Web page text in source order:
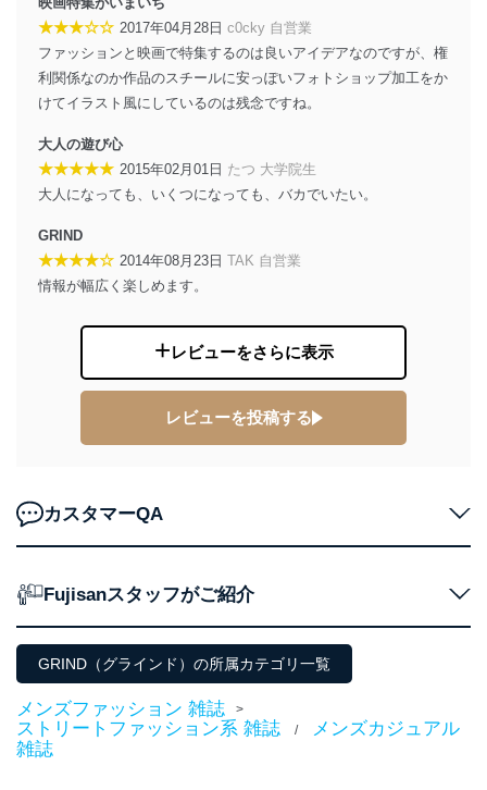
★★★☆☆ 2017年04月28日 c0cky 自営業
ファッションと映画で特集するのは良いアイデアなのですが、権
利関係なのか作品のスチールに安っぽいフォトショップ加工をか
けてイラスト風にしているのは残念ですね。
大人の遊び心
★★★★★ 2015年02月01日 たつ 大学院生
大人になっても、いくつになっても、バカでいたい。
GRIND
★★★★☆ 2014年08月23日 TAK 自営業
情報が幅広く楽しめます。
レビューをさらに表示
レビューを投稿する
カスタマーQA
Fujisanスタッフがご紹介
GRIND（グラインド）の所属カテゴリ一覧
メンズファッション 雑誌 >
ストリートファッション系 雑誌 /
メンズカジュアル
雑誌